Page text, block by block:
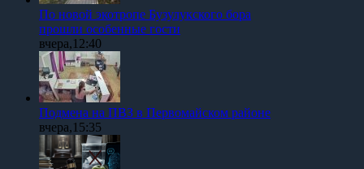
По новой экотропе Бузулукского бора
прошли особенные гости
вчера,12:40
Подмена на ПВЗ в Первомайском районе
вчера,15:35